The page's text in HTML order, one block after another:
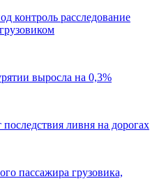
контроль расследование
выросла на 0,3%
ливня на дорогах
пассажира грузовика,